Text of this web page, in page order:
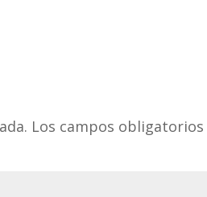
Los campos obligatorios